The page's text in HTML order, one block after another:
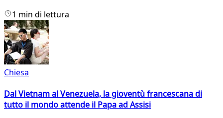
1 min di lettura
Chiesa
Dal Vietnam al Venezuela, la gioventù francescana di
tutto il mondo attende il Papa ad Assisi